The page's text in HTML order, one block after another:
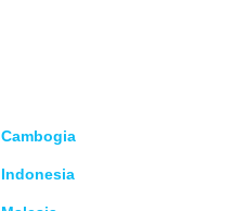
Cambogia
Indonesia